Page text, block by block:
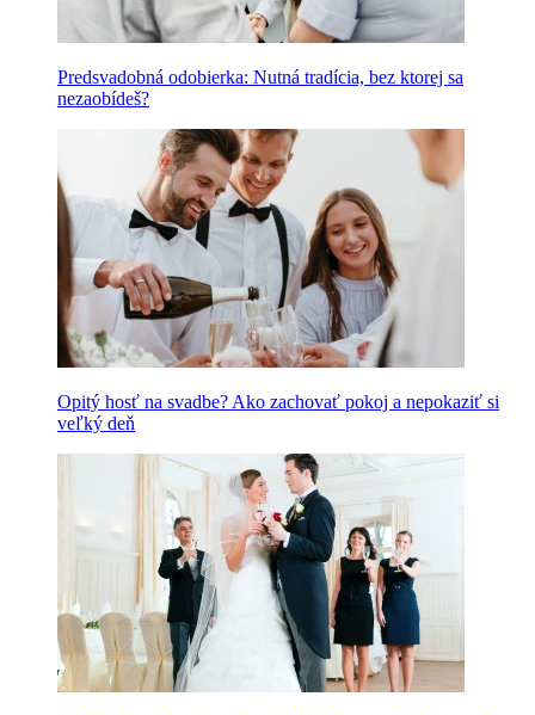
Predsvadobná odobierka: Nutná tradícia, bez ktorej sa
nezaobídeš?
Opitý hosť na svadbe? Ako zachovať pokoj a nepokaziť si
veľký deň